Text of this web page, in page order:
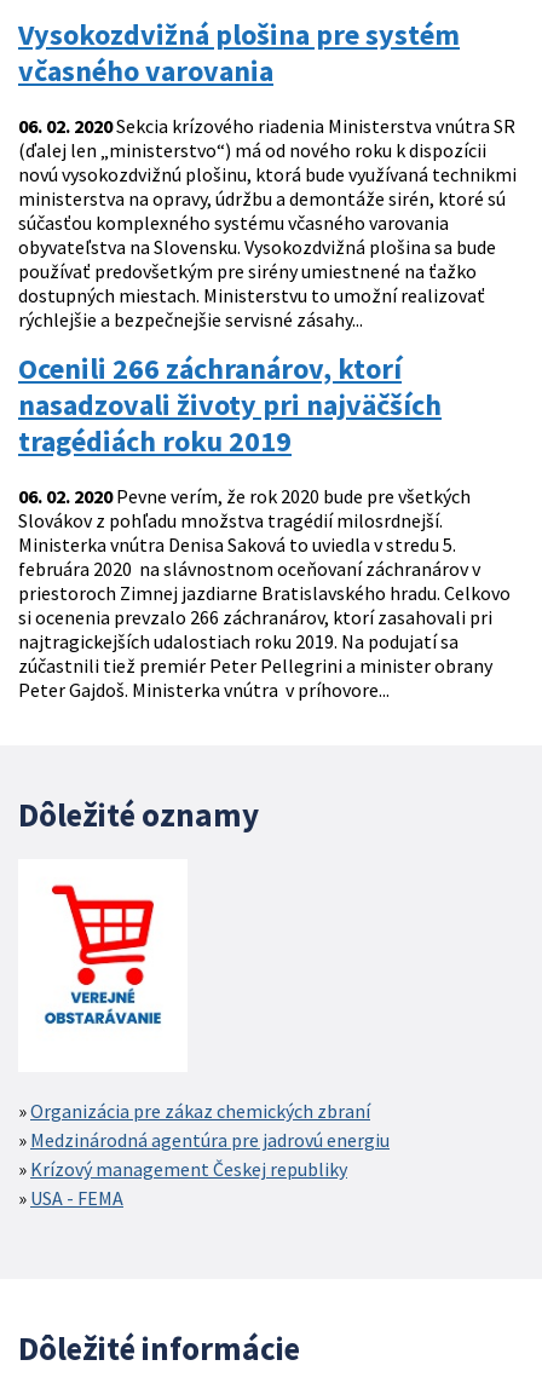
Vysokozdvižná plošina pre systém
včasného varovania
06. 02. 2020Sekcia krízového riadenia Ministerstva vnútra SR
(ďalej len „ministerstvo“) má od nového roku k dispozícii
novú vysokozdvižnú plošinu, ktorá bude využívaná technikmi
ministerstva na opravy, údržbu a demontáže sirén, ktoré sú
súčasťou komplexného systému včasného varovania
obyvateľstva na Slovensku. Vysokozdvižná plošina sa bude
používať predovšetkým pre sirény umiestnené na ťažko
dostupných miestach. Ministerstvu to umožní realizovať
rýchlejšie a bezpečnejšie servisné zásahy...
Ocenili 266 záchranárov, ktorí
nasadzovali životy pri najväčších
tragédiách roku 2019
06. 02. 2020Pevne verím, že rok 2020 bude pre všetkých
Slovákov z pohľadu množstva tragédií milosrdnejší.
Ministerka vnútra Denisa Saková to uviedla v stredu 5.
februára 2020 na slávnostnom oceňovaní záchranárov v
priestoroch Zimnej jazdiarne Bratislavského hradu. Celkovo
si ocenenia prevzalo 266 záchranárov, ktorí zasahovali pri
najtragickejších udalostiach roku 2019. Na podujatí sa
zúčastnili tiež premiér Peter Pellegrini a minister obrany
Peter Gajdoš. Ministerka vnútra v príhovore...
Dôležité oznamy
Organizácia pre zákaz chemických zbraní
Medzinárodná agentúra pre jadrovú energiu
Krízový management Českej republiky
USA - FEMA
Dôležité informácie